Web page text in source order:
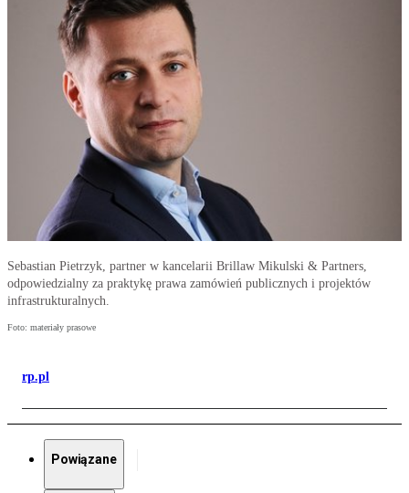
Sebastian Pietrzyk, partner w kancelarii Brillaw Mikulski & Partners,
odpowiedzialny za praktykę prawa zamówień publicznych i projektów
infrastrukturalnych.
Foto: materiały prasowe
rp.pl
Powiązane